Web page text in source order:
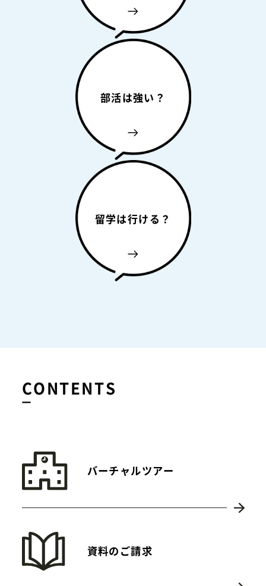
部活は強い？
留学は行ける？
CONTENTS
バーチャルツアー
資料のご請求